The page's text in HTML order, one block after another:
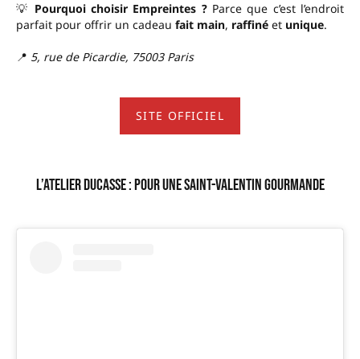
💡 Pourquoi choisir Empreintes ?Parce que c’est l’endroit
parfait pour offrir un cadeau fait main, raffiné et unique.
📍 5, rue de Picardie, 75003 Paris
SITE OFFICIEL
L’Atelier Ducasse : pour une Saint-Valentin gourmande